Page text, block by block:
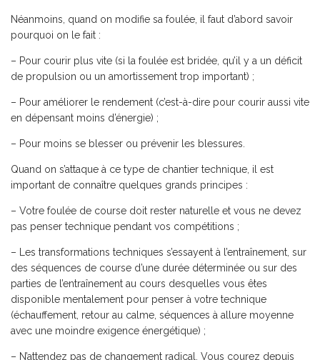
Néanmoins, quand on modifie sa foulée, il faut d’abord savoir
pourquoi on le fait :
– Pour courir plus vite (si la foulée est bridée, qu’il y a un déficit
de propulsion ou un amortissement trop important) ;
– Pour améliorer le rendement (c’est-à-dire pour courir aussi vite
en dépensant moins d’énergie) ;
– Pour moins se blesser ou prévenir les blessures.
Quand on s’attaque à ce type de chantier technique, il est
important de connaître quelques grands principes :
– Votre foulée de course doit rester naturelle et vous ne devez
pas penser technique pendant vos compétitions ;
– Les transformations techniques s’essayent à l’entraînement, sur
des séquences de course d’une durée déterminée ou sur des
parties de l’entraînement au cours desquelles vous êtes
disponible mentalement pour penser à votre technique
(échauffement, retour au calme, séquences à allure moyenne
avec une moindre exigence énergétique) ;
– N’attendez pas de changement radical. Vous courez depuis